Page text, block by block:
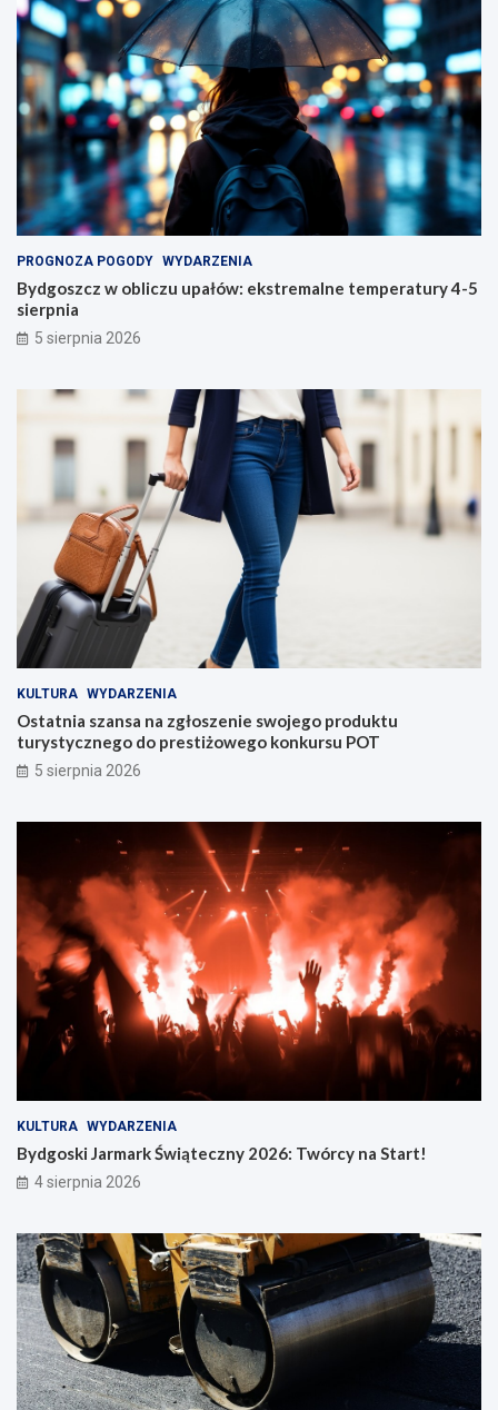
PROGNOZA POGODY WYDARZENIA
Bydgoszcz w obliczu upałów: ekstremalne temperatury 4-5
sierpnia
5 sierpnia 2026
KULTURA WYDARZENIA
Ostatnia szansa na zgłoszenie swojego produktu
turystycznego do prestiżowego konkursu POT
5 sierpnia 2026
KULTURA WYDARZENIA
Bydgoski Jarmark Świąteczny 2026: Twórcy na Start!
4 sierpnia 2026